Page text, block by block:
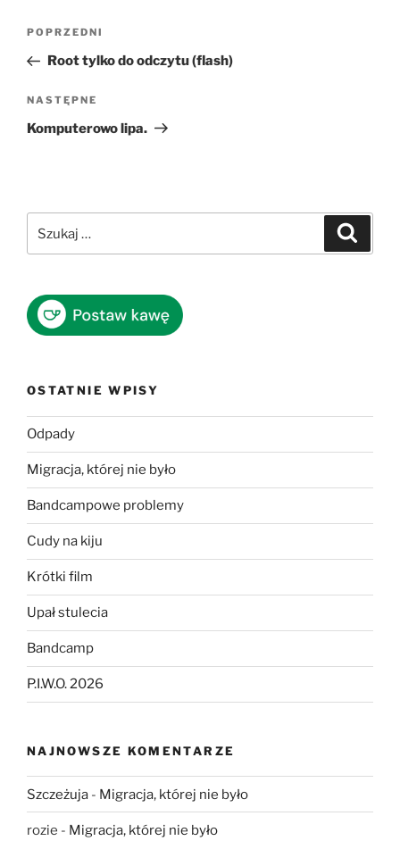
Nawigacja
Poprzedni
wpis
POPRZEDNI
Root tylko do odczytu (flash)
Następny
wpis
NASTĘPNE
Komputerowo lipa.
OSTATNIE WPISY
Odpady
Migracja, której nie było
Bandcampowe problemy
Cudy na kiju
Krótki film
Upał stulecia
Bandcamp
P.I.W.O. 2026
NAJNOWSZE KOMENTARZE
Szczeżuja - Migracja, której nie było
rozie - Migracja, której nie było